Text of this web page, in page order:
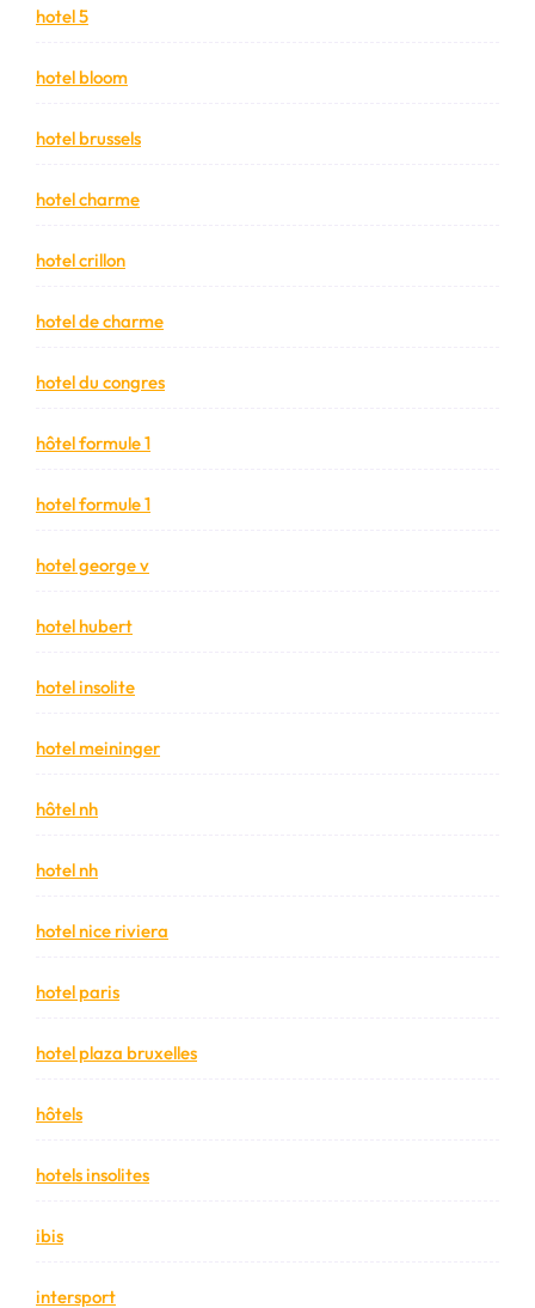
hotel 5
hotel bloom
hotel brussels
hotel charme
hotel crillon
hotel de charme
hotel du congres
hôtel formule 1
hotel formule 1
hotel george v
hotel hubert
hotel insolite
hotel meininger
hôtel nh
hotel nh
hotel nice riviera
hotel paris
hotel plaza bruxelles
hôtels
hotels insolites
ibis
intersport